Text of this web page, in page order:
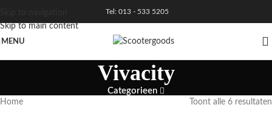
Skip to main content
Tel: 013 - 533 5205
MENU
Vivacity
Categorieen
Home Toont alle 6 resultaten